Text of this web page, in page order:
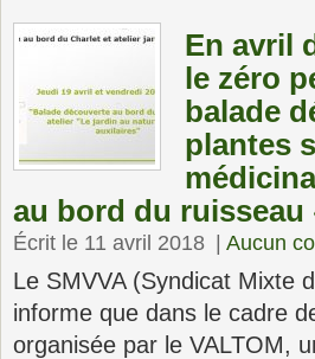
En avril
le zéro
balade
plantes
au bord du ruisseau
Écrit le 11 avril 2018 Aucun
Le SMVVA (Syndicat Mixte
informe que dans le cadre
organisée par le VALTOM,